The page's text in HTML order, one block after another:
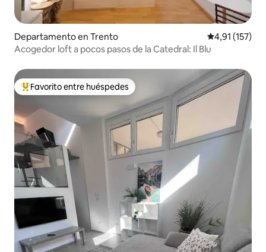
Departamento en Trento Calificación
4,91 (157)
Acogedor loft a pocos pasos de la Catedral: Il Blu
Favorito entre los huéspedes más destacados
Favorito entre huéspedes